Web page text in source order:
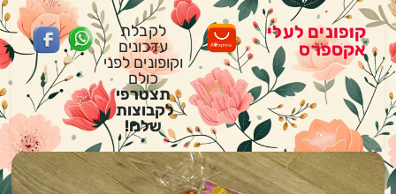
לקבלת
עדכונים
וקופונים לפני
כולם
תצטרפי
לקבוצות
שלנו!
קופונים לעלי
אקספרס